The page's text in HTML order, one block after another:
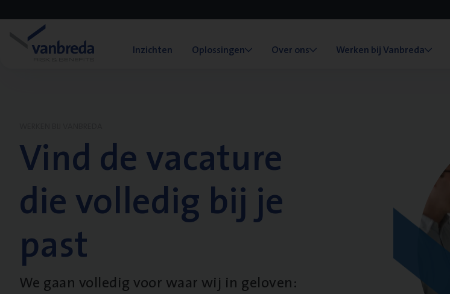
Inzichten Oplossingen Over ons Werken bij Vanbreda
Vind de vacature
die volledig bij je
past
We gaan volledig voor waar wij in geloven: